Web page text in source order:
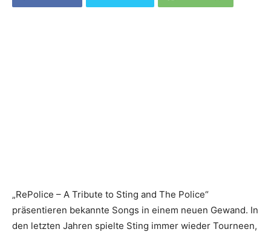
„RePolice – A Tribute to Sting and The Police“
präsentieren bekannte Songs in einem neuen Gewand. In
den letzten Jahren spielte Sting immer wieder Tourneen,